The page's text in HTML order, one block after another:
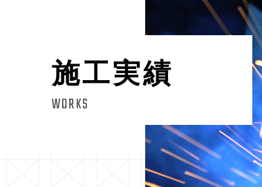
施工実績
WORKS